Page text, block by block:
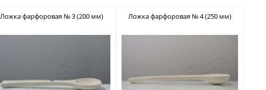
Ложка фарфоровая № 3 (200 мм) Ложка фарфоровая № 4 (250 мм)